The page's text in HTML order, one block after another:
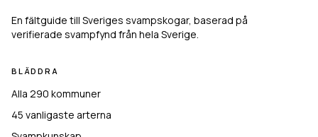
En fältguide till Sveriges svampskogar, baserad på
verifierade svampfynd från hela Sverige.
BLÄDDRA
Alla 290 kommuner
45 vanligaste arterna